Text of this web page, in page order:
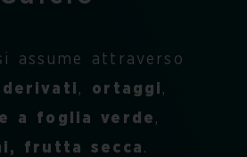
assume attraverso
, ortaggi ,
a foglia verde ,
frutta secca .